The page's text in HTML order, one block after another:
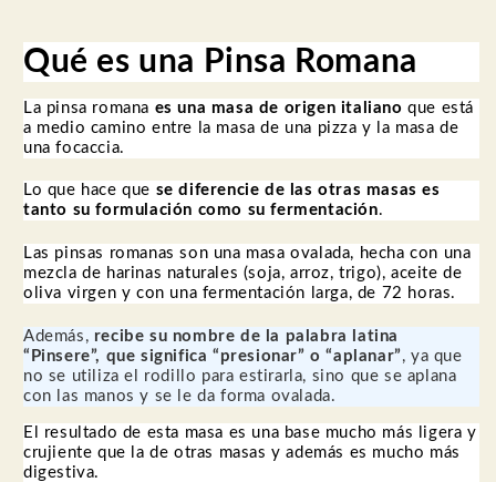
Qué es una Pinsa Romana
La pinsa romana es una masa de origen italiano que está
a medio camino entre la masa de una pizza y la masa de
una focaccia.
Lo que hace que se diferencie de las otras masas es
tanto su formulación como su fermentación.
Las pinsas romanas son una masa ovalada, hecha con una
mezcla de harinas naturales (soja, arroz, trigo), aceite de
oliva virgen y con una fermentación larga, de 72 horas.
Además, recibe su nombre de la palabra latina
“Pinsere”, que significa “presionar” o “aplanar”, ya que
no se utiliza el rodillo para estirarla, sino que se aplana
con las manos y se le da forma ovalada.
El resultado de esta masa es una base mucho más ligera y
crujiente que la de otras masas y además es mucho más
digestiva.